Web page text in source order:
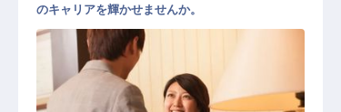
のキャリアを輝かせませんか。